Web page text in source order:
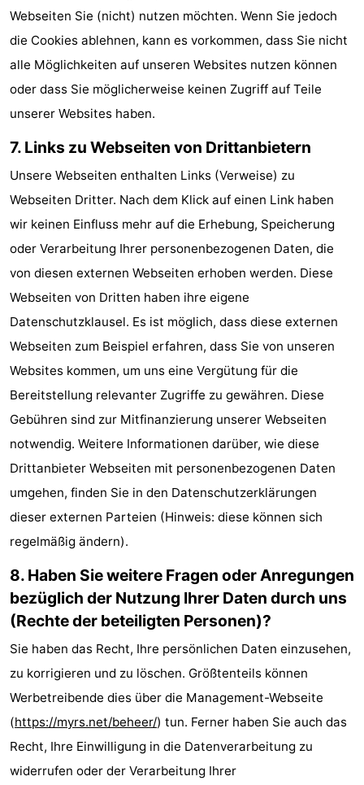
Webseiten Sie (nicht) nutzen möchten. Wenn Sie jedoch
die Cookies ablehnen, kann es vorkommen, dass Sie nicht
alle Möglichkeiten auf unseren Websites nutzen können
oder dass Sie möglicherweise keinen Zugriff auf Teile
unserer Websites haben.
7. Links zu Webseiten von Drittanbietern
Unsere Webseiten enthalten Links (Verweise) zu
Webseiten Dritter. Nach dem Klick auf einen Link haben
wir keinen Einfluss mehr auf die Erhebung, Speicherung
oder Verarbeitung Ihrer personenbezogenen Daten, die
von diesen externen Webseiten erhoben werden. Diese
Webseiten von Dritten haben ihre eigene
Datenschutzklausel. Es ist möglich, dass diese externen
Webseiten zum Beispiel erfahren, dass Sie von unseren
Websites kommen, um uns eine Vergütung für die
Bereitstellung relevanter Zugriffe zu gewähren. Diese
Gebühren sind zur Mitfinanzierung unserer Webseiten
notwendig. Weitere Informationen darüber, wie diese
Drittanbieter Webseiten mit personenbezogenen Daten
umgehen, finden Sie in den Datenschutzerklärungen
dieser externen Parteien (Hinweis: diese können sich
regelmäßig ändern).
8. Haben Sie weitere Fragen oder Anregungen
bezüglich der Nutzung Ihrer Daten durch uns
(Rechte der beteiligten Personen)?
Sie haben das Recht, Ihre persönlichen Daten einzusehen,
zu korrigieren und zu löschen. Größtenteils können
Werbetreibende dies über die Management-Webseite
(https://myrs.net/beheer/) tun. Ferner haben Sie auch das
Recht, Ihre Einwilligung in die Datenverarbeitung zu
widerrufen oder der Verarbeitung Ihrer